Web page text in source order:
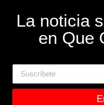
La noticia
en Que